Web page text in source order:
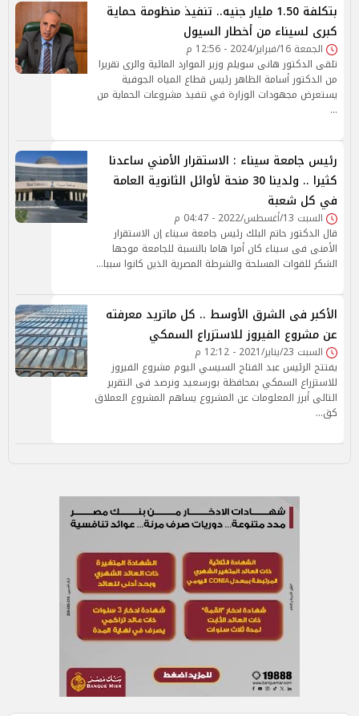
بتكلفة 1.50 مليار جنيه.. تنفيذ منظومة حماية
كبرى لسيناء من أخطار السيول
الجمعة 16/فبراير/2024 - 12:56 م
تلقى الدكتور هانى سويلم وزير الموارد المائية والرى تقريرا
من الدكتور أسامة الظاهر رئيس قطاع المياه الجوفية
يستعرض مجهودات الوزارة في تنفيذ مشروعات الحماية من
…
رئيس جامعة سيناء : الاستقرار الأمني ساعدنا
كثيرا .. ولدينا 30 منحة لأوائل الثانوية العامة
في كل شعبة
السبت 13/أغسطس/2022 - 04:47 م
قال الدكتور حاتم البلك رئيس جامعة سيناء إن الاستقرار
الأمنى فى سيناء كان أمرا هاما بالنسبة للجامعة موجها
الشكر للقوات المسلحة والشرطة المصرية الذين كانوا سببا…
الأكبر فى الشرق الأوسط .. كل ماتريد معرفته
عن مشروع الفيروز للاستزراع السمكي
السبت 23/يناير/2021 - 12:12 م
يفتتح الرئيس عبد الفتاح السيسي اليوم مشروع الفيروز
للاستزراع السمكي بمحافظة بورسعيد ونرصد فى التقرير
التالى أبرز المعلومات عن المشروع يساهم المشروع العملاق
كق…